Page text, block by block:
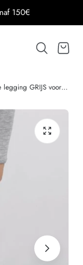
ENGEL wol zijde legging GRIJS voor kinderen